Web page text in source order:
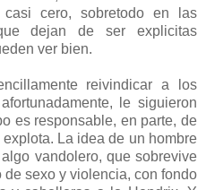
cero, sobretodo en las
dejan de ser explicitas
ver bien.
reivindicar a los
le siguieron
es responsable, en parte, de
La idea de un hombre
vandolero, que sobrevive
sexo y violencia, con fondo